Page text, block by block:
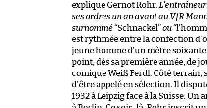
explique Gernot Rohr.
ses ordres un an avant au VfR
surnommé“Schnackel”ou
est rythmée entre la confection
jeune homme d’un mètre
point, dès sa première année, de
comique Weiß Ferdl. Côté terrain,
d’être appelé en sélection. Il
1932 à Leipzig face à la Suisse.